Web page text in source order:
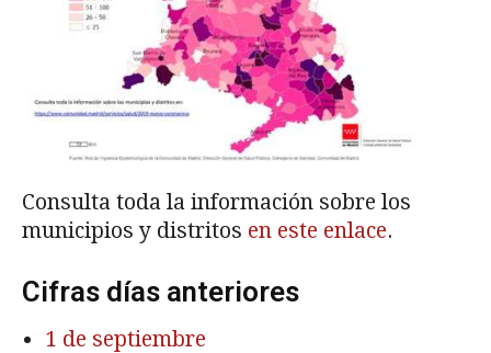
Consulta toda la información sobre los
municipios y distritos en este enlace.
Cifras días anteriores
1 de septiembre